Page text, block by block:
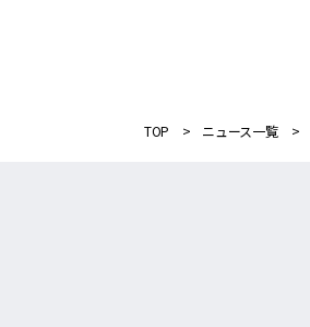
TOP ニュース一覧